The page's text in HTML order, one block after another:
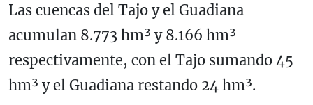
Las cuencas del Tajo y el Guadiana
acumulan 8.773 hm³ y 8.166 hm³
respectivamente, con el Tajo sumando 45
hm³ y el Guadiana restando 24 hm³.